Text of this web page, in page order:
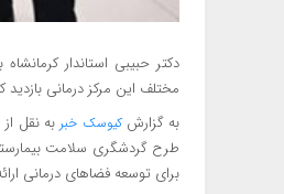
دکتر حبیبی استاندار
مختلف این مرکز درمانی بازدید
به گزارشکیوسک خبر به نقل
طرح گردشگری سلامت
برای توسعه فضاهای درمانی